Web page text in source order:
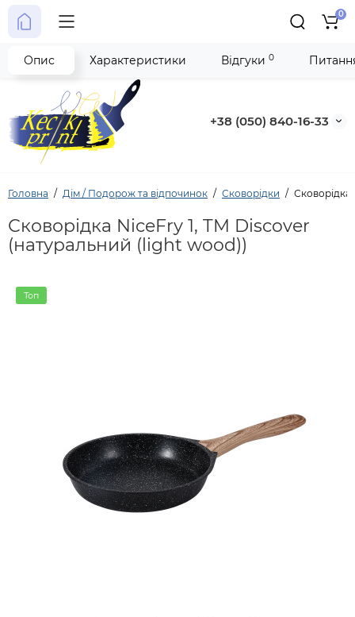
+38 (050) 840-16-33
0
Головна Дім / Подорож та відпочинок Сковорідки Сковорідка
Сковорідка NiceFry 1, TM Discover
(натуральний (light wood))
Топ
Опис Характеристики Відгуки 0